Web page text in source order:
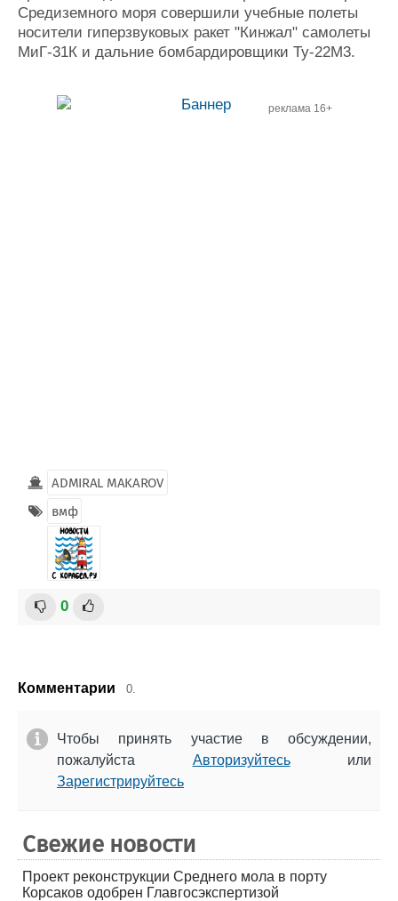
Средиземного моря совершили учебные полеты
носители гиперзвуковых ракет "Кинжал" самолеты
МиГ-31К и дальние бомбардировщики Ту-22М3.
реклама 16+
ADMIRAL MAKAROV
вмф
0
Комментарии 0.
Чтобы принять участие в обсуждении,
пожалуйста Авторизуйтесьили
Зарегистрируйтесь
Свежие новости
Проект реконструкции Среднего мола в порту
Корсаков одобрен Главгосэкспертизой